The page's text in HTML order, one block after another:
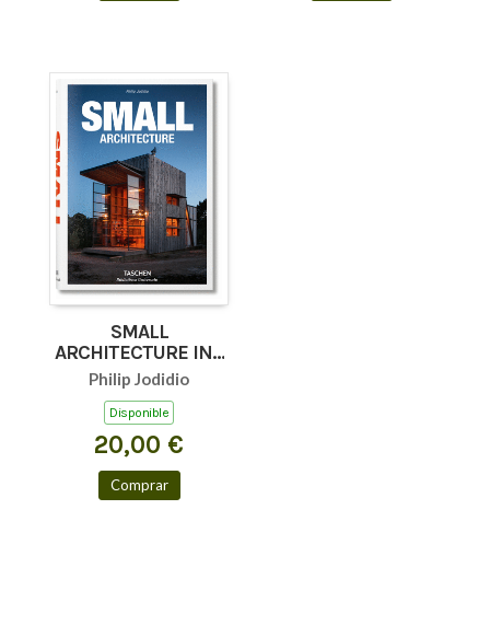
SMALL
ARCHITECTURE INT
(BU)
Philip Jodidio
Disponible
20,00 €
Comprar